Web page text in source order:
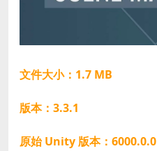
文件大小：1.7 MB
版本：3.3.1
原始 Unity 版本：6000.0.0